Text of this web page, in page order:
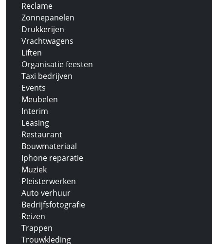
Reclame
Zonnepanelen
Drukkerijen
Vrachtwagens
Liften
Organisatie feesten
Taxi bedrijven
Events
Meubelen
Interim
Leasing
Restaurant
Bouwmateriaal
Iphone reparatie
Muziek
Pleisterwerken
Auto verhuur
Bedrijfsfotografie
Reizen
Trappen
Trouwkleding